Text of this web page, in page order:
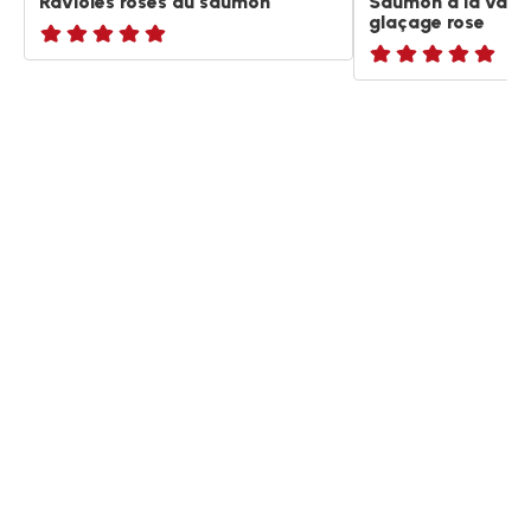
ratings.NaN
glaçage rose
ratings.NaN